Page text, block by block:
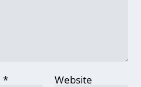
* Website